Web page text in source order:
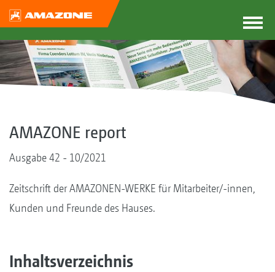
AMAZONE report
Ausgabe 42 - 10/2021
Zeitschrift der AMAZONEN-WERKE für Mitarbeiter/-innen,
Kunden und Freunde des Hauses.
Inhaltsverzeichnis